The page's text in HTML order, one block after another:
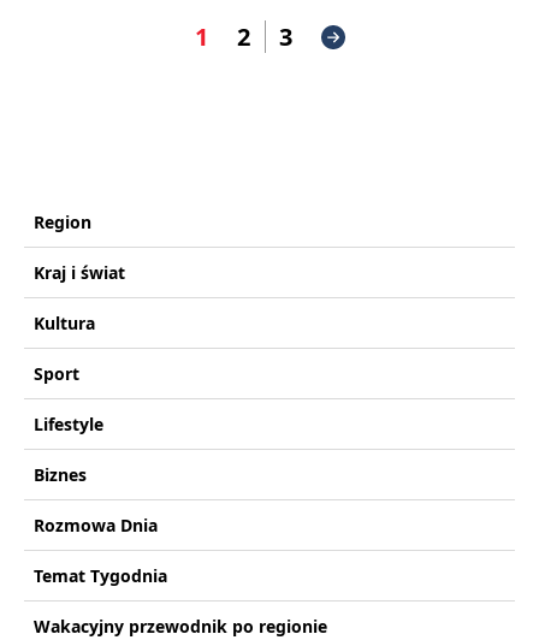
1 2 3
Region
Kraj i świat
Kultura
Sport
Lifestyle
Biznes
Rozmowa Dnia
Temat Tygodnia
Wakacyjny przewodnik po regionie